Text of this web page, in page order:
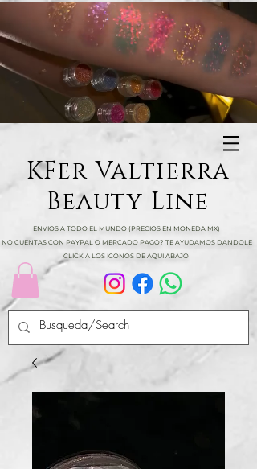
KFer Valtierra
Beauty Line
ENVIOS A TODO EL MUNDO (PRECIOS EN MONEDA MX)
NO CUENTAS CON PAYPAL O MERCADO PAGO? TE AYUDAMOS DANDOLE
CLICK A LOS ICONOS DE AQUI ABAJO